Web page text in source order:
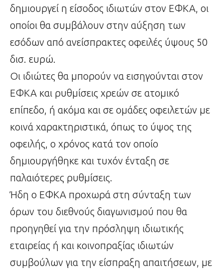
δημιουργεί η είσοδος ιδιωτών στον ΕΦΚΑ, οι
οποίοι θα συμβάλουν στην αύξηση των
εσόδων από ανείσπρακτες οφειλές ύψους 50
δισ. ευρώ.
Οι ιδιώτες θα μπορούν να εισηγούνται στον
ΕΦΚΑ και ρυθμίσεις χρεών σε ατομικό
επίπεδο, ή ακόμα και σε ομάδες οφειλετών με
κοινά χαρακτηριστικά, όπως το ύψος της
οφειλής, ο χρόνος κατά τον οποίο
δημιουργήθηκε και τυχόν ένταξη σε
παλαιότερες ρυθμίσεις.
Ήδη ο ΕΦΚΑ προχωρά στη σύνταξη των
όρων του διεθνούς διαγωνισμού που θα
προηγηθεί για την πρόσληψη ιδιωτικής
εταιρείας ή και κοινοπραξίας ιδιωτών
συμβούλων για την είσπραξη απαιτήσεων, με